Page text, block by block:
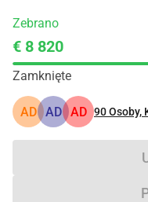
Zebrano
€ 8 820
Zamknięte
AD AD AD 90Osoby,